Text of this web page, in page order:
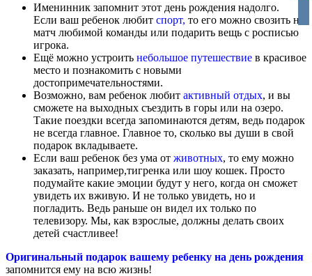
Именинник запомнит этот день рождения надолго.
Если ваш ребенок любит спорт, то его можно свозить на
матч любимой команды или подарить вещь с росписью
игрока.
Ещё можно устроить небольшое путешествие в красивое
место и познакомить с новыми
достопримечательностями.
Возможно, вам ребенок любит активный отдых, и вы
сможете на выходных съездить в горы или на озеро.
Такие поездки всегда запоминаются детям, ведь подарок
не всегда главное. Главное то, сколько вы души в свой
подарок вкладываете.
Если ваш ребенок без ума от животных, то ему можно
заказать, например,тигренка или шоу кошек. Просто
подумайте какие эмоции будут у него, когда он сможет
увидеть их вживую. И не только увидеть, но и
погладить. Ведь раньше он видел их только по
телевизору. Мы, как взрослые, должны делать своих
детей счастливее!
Оригинальный подарок вашему ребенку на день рождения
запомнится ему на всю жизнь!